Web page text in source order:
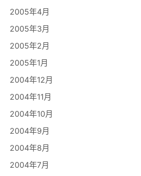
2005年4月
2005年3月
2005年2月
2005年1月
2004年12月
2004年11月
2004年10月
2004年9月
2004年8月
2004年7月